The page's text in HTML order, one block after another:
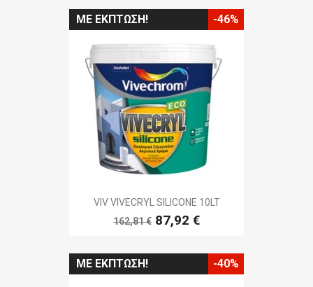
VIV VIVECRYL SILICONE 10LT
162,81 € 87,92 €
ΜΕ ΈΚΠΤΩΣΗ! -46%
ΜΕ ΈΚΠΤΩΣΗ! -40%